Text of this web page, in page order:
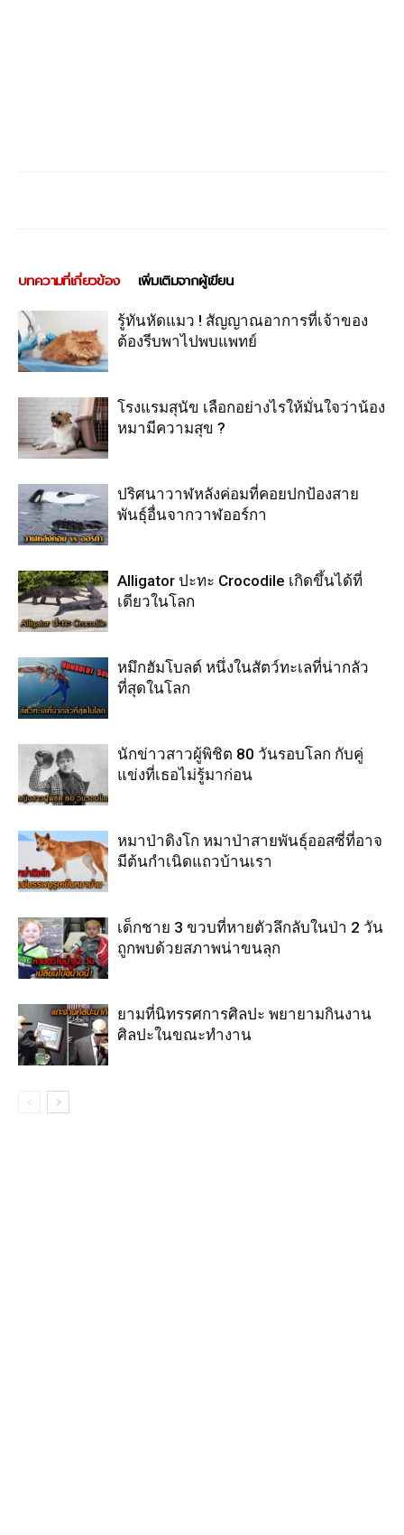
บทความที่เกี่ยวข้อง เพิ่มเติมจากผู้เขียน
รู้ทันหัดแมว ! สัญญาณอาการที่เจ้าของ
ต้องรีบพาไปพบแพทย์
โรงแรมสุนัข เลือกอย่างไรให้มั่นใจว่าน้อง
หมามีความสุข ?
ปริศนาวาฬหลังค่อมที่คอยปกป้องสาย
พันธุ์อื่นจากวาฬออร์กา
Alligator ปะทะ Crocodile เกิดขึ้นได้ที่
เดียวในโลก
หมึกฮัมโบลต์ หนึ่งในสัตว์ทะเลที่น่ากลัว
ที่สุดในโลก
นักข่าวสาวผู้พิชิต 80 วันรอบโลก กับคู่
แข่งที่เธอไม่รู้มาก่อน
หมาป่าดิงโก หมาป่าสายพันธุ์ออสซี่ที่อาจ
มีต้นกำเนิดแถวบ้านเรา
เด็กชาย 3 ขวบที่หายตัวลึกลับในป่า 2 วัน
ถูกพบด้วยสภาพน่าขนลุก
ยามที่นิทรรศการศิลปะ พยายามกินงาน
ศิลปะในขณะทำงาน